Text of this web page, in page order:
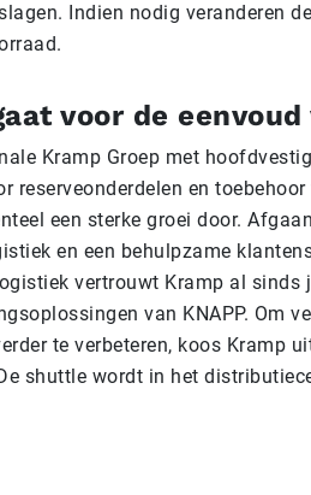
Indien nodig veranderen
voor de
Kramp Groep met
reserveonderdelen en
een sterke groei door.
en een behulpzame
vertrouwt Kramp al sinds
van KNAPP. Om
te verbeteren, koos Kramp
shuttle wordt in het